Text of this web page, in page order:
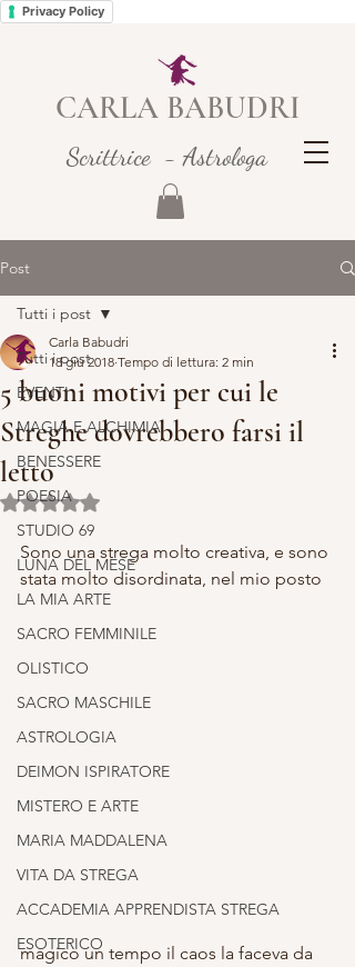
Privacy Policy
CARLA BABUDRI
Scrittrice - Astrologa
Post
Tutti i post
EVENTI
MAGIA E ALCHIMIA
BENESSERE
POESIA
STUDIO 69
LUNA DEL MESE
LA MIA ARTE
SACRO FEMMINILE
OLISTICO
SACRO MASCHILE
ASTROLOGIA
DEIMON ISPIRATORE
MISTERO E ARTE
MARIA MADDALENA
VITA DA STREGA
ACCADEMIA APPRENDISTA STREGA
ESOTERICO
Tutti i post
5 buoni motivi per cui le
Streghe dovrebbero farsi il
letto
Carla Babudri
18 giu 2018 Tempo di lettura: 2 min
Valutazione NaN stelle su 5.
Sono una strega molto creativa, e sono
stata molto disordinata, nel mio posto
magico un tempo il caos la faceva da